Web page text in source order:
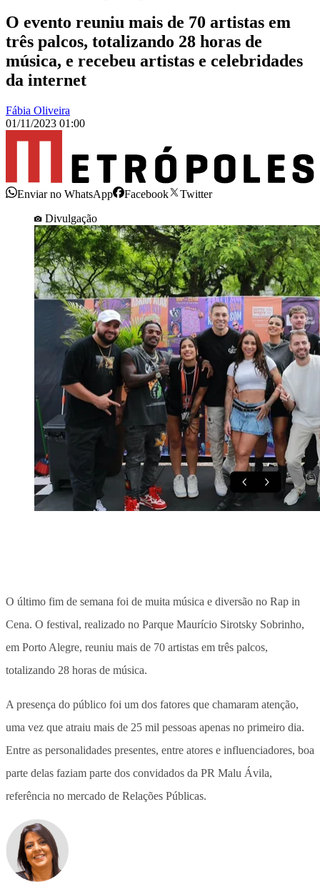
O evento reuniu mais de 70 artistas em
três palcos, totalizando 28 horas de
música, e recebeu artistas e celebridades
da internet
Fábia Oliveira
01/11/2023 01:00
Enviar no WhatsApp Facebook
Twitter
Divulgação
O último fim de semana foi de muita música e diversão no Rap in
Cena. O festival, realizado no Parque Maurício Sirotsky Sobrinho,
em Porto Alegre, reuniu mais de 70 artistas em três palcos,
totalizando 28 horas de música.
A presença do público foi um dos fatores que chamaram atenção,
uma vez que atraiu mais de 25 mil pessoas apenas no primeiro dia.
Entre as personalidades presentes, entre atores e influenciadores, boa
parte delas faziam parte dos convidados da PR Malu Ávila,
referência no mercado de Relações Públicas.